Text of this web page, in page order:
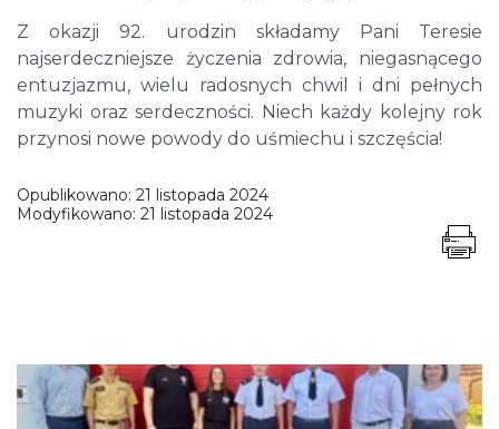
Z okazji 92. urodzin składamy Pani Teresie
najserdeczniejsze życzenia zdrowia, niegasnącego
entuzjazmu, wielu radosnych chwil i dni pełnych
muzyki oraz serdeczności. Niech każdy kolejny rok
przynosi nowe powody do uśmiechu i szczęścia!
Opublikowano: 21 listopada 2024
Modyfikowano: 21 listopada 2024